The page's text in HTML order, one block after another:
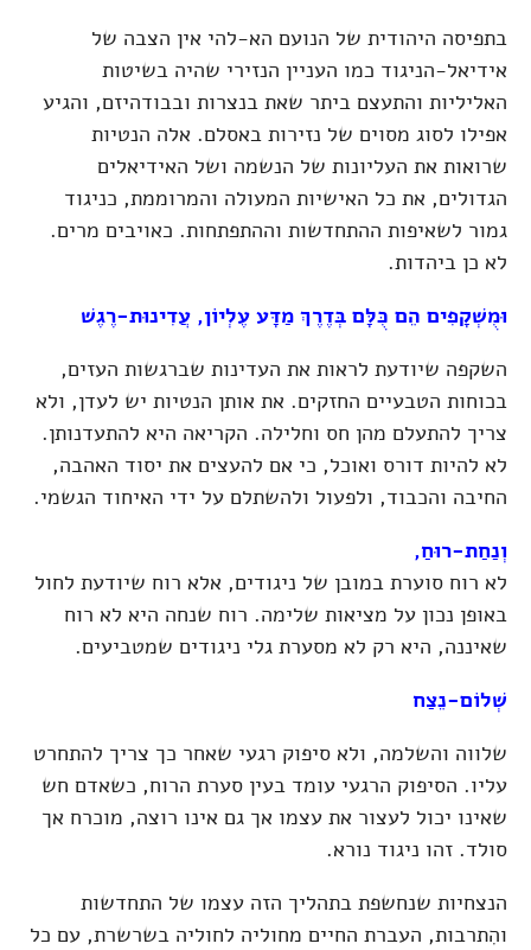
בתפיסה היהודית של הנועם הא-להי אין הצבה של
אידיאל-הניגוד כמו העניין הנזירי שהיה בשיטות
האליליות והתעצם ביתר שאת בנצרות ובבודהיזם, והגיע
אפילו לסוג מסוים של נזירות באסלם. אלה הנטיות
שרואות את העליונות של הנשמה ושל האידיאלים
הגדולים, את כל האישיות המעולה והמרוממת, כניגוד
גמור לשאיפות ההתחדשות וההתפתחות. כאויבים מרים.
לא כן ביהדות.
וּמֻשְׁקָפִים הֵם כֻּלָּם בְּדֶרֶךְ מַדָּע עֶלְיוֹן, עֲדִינוּת-רֶגֶשׁ
השקפה שיודעת לראות את העדינות שברגשות העזים,
בכוחות הטבעיים החזקים. את אותן הנטיות יש לעדן, ולא
צריך להתעלם מהן חס וחלילה. הקריאה היא להתעדנותן.
לא להיות דורס ואוכל, כי אם להעצים את יסוד האהבה,
החיבה והכבוד, ולפעול ולהשתלם על ידי האיחוד הגשמי.
וְנַחַת-רוּחַ,
לא רוח סוערת במובן של ניגודים, אלא רוח שיודעת לחול
באופן נכון על מציאות שלימה. רוח שנחה היא לא רוח
שאיננה, היא רק לא מסערת גלי ניגודים שמטביעים.
שְׁלוֹם-נֵצַח
שלווה והשלמה, ולא סיפוק רגעי שאחר כך צריך להתחרט
עליו. הסיפוק הרגעי עומד בעין סערת הרוח, כשאדם חש
שאינו יכול לעצור את עצמו אך גם אינו רוצה, מוכרח אך
סולד. זהו ניגוד נורא.
הנצחיות שנחשפת בתהליך הזה עצמו של התחדשות
והִתרבות, העברת החיים מחוליה לחוליה בשרשרת, עם כל